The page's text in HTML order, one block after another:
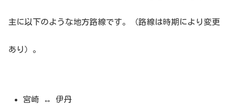
主に以下のような地方路線です。（路線は時期により変更
あり）。
宮崎 ↔ 伊丹